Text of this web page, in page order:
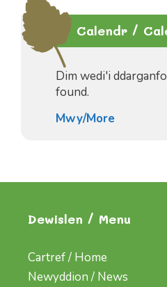
Calendr /
Dim wedi'i
found.
Mwy/More
Dewislen / Menu
Cartref / Home
Newyddion / News